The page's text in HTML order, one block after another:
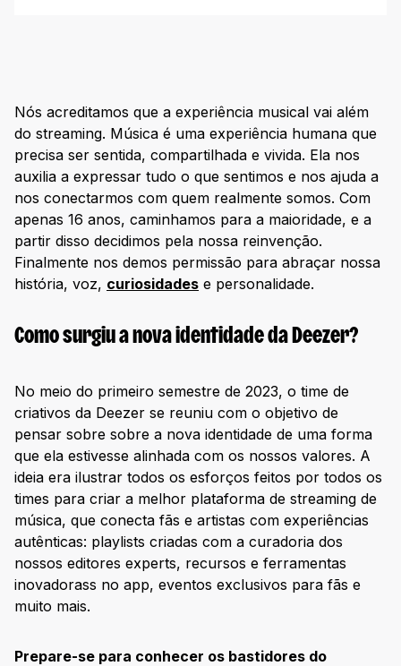
Nós acreditamos que a experiência musical vai além
do streaming. Música é uma experiência humana que
precisa ser sentida, compartilhada e vivida. Ela nos
auxilia a expressar tudo o que sentimos e nos ajuda a
nos conectarmos com quem realmente somos. Com
apenas 16 anos, caminhamos para a maioridade, e a
partir disso decidimos pela nossa reinvenção.
Finalmente nos demos permissão para abraçar nossa
história, voz, curiosidades e personalidade.
Como surgiu a nova identidade da Deezer?
No meio do primeiro semestre de 2023, o time de
criativos da Deezer se reuniu com o objetivo de
pensar sobre sobre a nova identidade de uma forma
que ela estivesse alinhada com os nossos valores. A
ideia era ilustrar todos os esforços feitos por todos os
times para criar a melhor plataforma de streaming de
música, que conecta fãs e artistas com experiências
autênticas: playlists criadas com a curadoria dos
nossos editores experts, recursos e ferramentas
inovadorass no app, eventos exclusivos para fãs e
muito mais.
Prepare-se para conhecer os bastidores do